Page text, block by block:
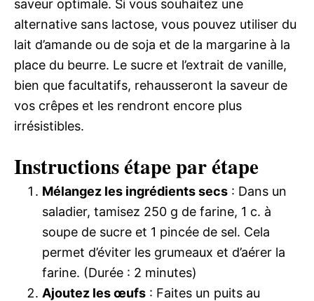
saveur optimale. Si vous souhaitez une
alternative sans lactose, vous pouvez utiliser du
lait d’amande ou de soja et de la margarine à la
place du beurre. Le sucre et l’extrait de vanille,
bien que facultatifs, rehausseront la saveur de
vos crêpes et les rendront encore plus
irrésistibles.
Instructions étape par étape
Mélangez les ingrédients secs : Dans un
saladier, tamisez 250 g de farine, 1 c. à
soupe de sucre et 1 pincée de sel. Cela
permet d’éviter les grumeaux et d’aérer la
farine. (Durée : 2 minutes)
Ajoutez les œufs : Faites un puits au